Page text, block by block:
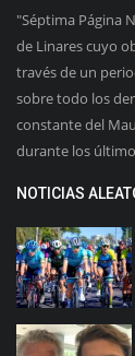
"Séptima Página
de Linares cuyo
través de un
sobre todo los
constante del
durante los
NOTICIAS